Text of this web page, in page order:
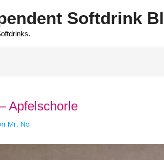
Softdrink
Apfelschorle
Mr. No